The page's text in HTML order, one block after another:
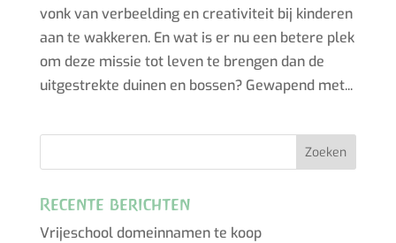
vonk van verbeelding en creativiteit bij kinderen
aan te wakkeren. En wat is er nu een betere plek
om deze missie tot leven te brengen dan de
uitgestrekte duinen en bossen? Gewapend met...
Recente berichten
Vrijeschool domeinnamen te koop